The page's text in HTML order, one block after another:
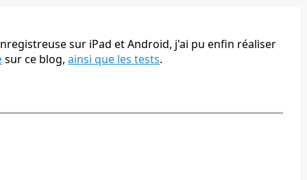
sur iPad et Android, j'ai pu enfin réaliser
sur ce blog, ainsi que les tests.